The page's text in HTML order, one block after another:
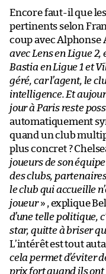
Encore faut-il que
pertinents selon
coup avec Alphonse
avec Lens en Ligue 2,
Bastia en Ligue 1 et
géré, car l’agent, le
intelligence. Et
jour à Paris reste
automatiquement
quand un club
plus concret ?
joueurs de son
des clubs,
le club qui accueille
joueur» , explique
d’une telle politique,
star, quitte à briser
L’intérêt est tout
cela permet d’éviter
prix fort quand ils